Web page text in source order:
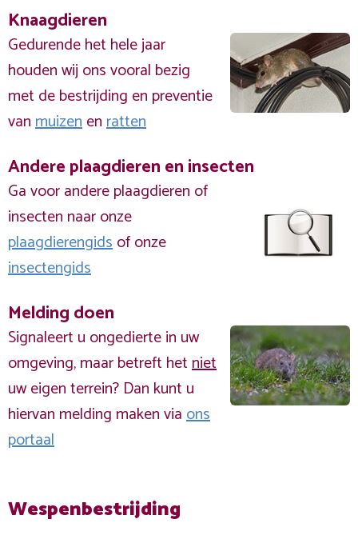
Knaagdieren
Gedurende het hele jaar
houden wij ons vooral bezig
met de bestrijding en preventie
vanmuizenenratten
Andere plaagdieren en insecten
Ga voor andere plaagdieren of
insecten naar onze
plaagdierengidsof onze
insectengids
Melding doen
Signaleert u ongedierte in uw
omgeving, maar betreft hetniet
uw eigen terrein? Dan kunt u
hiervan melding maken viaons
portaal
Wespenbestrijding